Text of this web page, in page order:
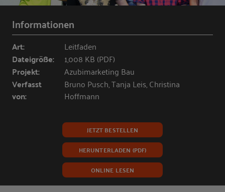
Informationen
Art: Leitfaden
Dateigröße: 1,008 KB (PDF)
Projekt: Azubimarketing Bau
Verfasst
von:
Bruno Pusch, Tanja Leis, Christina
Hoffmann
JETZT BESTELLEN
HERUNTERLADEN (PDF)
ONLINE LESEN